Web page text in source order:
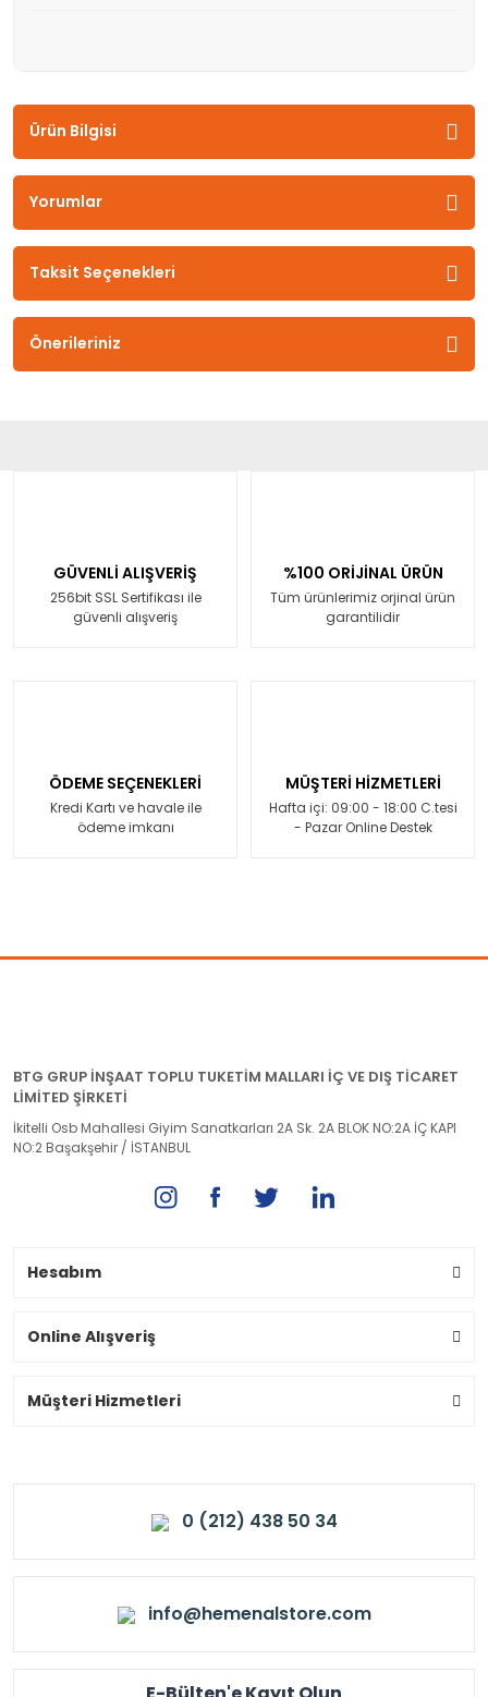
Ürün Bilgisi
Yorumlar
Taksit Seçenekleri
Önerileriniz
GÜVENLİ ALIŞVERİŞ
256bit SSL Sertifikası ile
güvenli alışveriş
%100 ORİJİNAL ÜRÜN
Tüm ürünlerimiz orjinal ürün
garantilidir
ÖDEME SEÇENEKLERİ
Kredi Kartı ve havale ile
ödeme imkanı
MÜŞTERİ HİZMETLERİ
Hafta içi: 09:00 - 18:00 C.tesi
- Pazar Online Destek
BTG GRUP İNŞAAT TOPLU TUKETİM MALLARI İÇ VE DIŞ TİCARET
LİMİTED ŞİRKETİ
İkitelli Osb Mahallesi Giyim Sanatkarları 2A Sk. 2A BLOK NO:2A İÇ KAPI
NO:2 Başakşehir / İSTANBUL
Hesabım
Online Alışveriş
Müşteri Hizmetleri
0 (212) 438 50 34
info@hemenalstore.com